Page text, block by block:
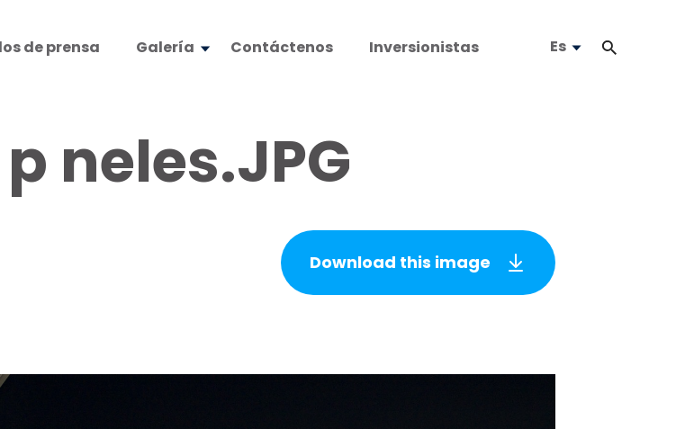
de prensa Galería Contáctenos Inversionistas Es
neles.JPG
Download this image